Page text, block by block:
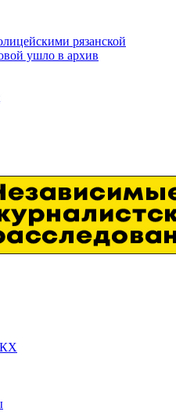
рязанской
ушло в архив